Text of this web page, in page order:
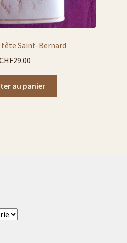
Saint-Bernard
29.00
au panier